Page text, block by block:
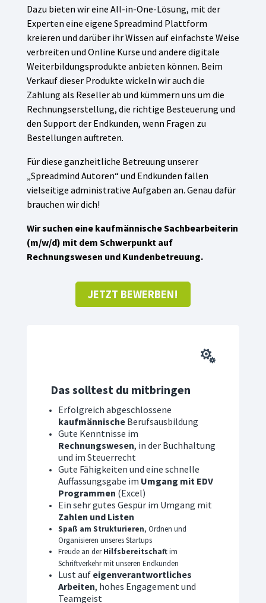
Dazu bieten wir eine All-in-One-Lösung, mit der
Experten eine eigene Spreadmind Plattform
kreieren und darüber ihr Wissen auf einfachste Weise
verbreiten und Online Kurse und andere digitale
Weiterbildungsprodukte anbieten können. Beim
Verkauf dieser Produkte wickeln wir auch die
Zahlung als Reseller ab und kümmern uns um die
Rechnungserstellung, die richtige Besteuerung und
den Support der Endkunden, wenn Fragen zu
Bestellungen auftreten.
Für diese ganzheitliche Betreuung unserer
„Spreadmind Autoren“ und Endkunden fallen
vielseitige administrative Aufgaben an. Genau dafür
brauchen wir dich!
Wir suchen eine kaufmännische Sachbearbeiterin
(m/w/d) mit dem Schwerpunkt auf
Rechnungswesen und Kundenbetreuung.
JETZT BEWERBEN!

Das solltest du mitbringen
Erfolgreich abgeschlossene
kaufmännischeBerufsausbildung
Gute Kenntnisse im
Rechnungswesen, in der Buchhaltung
und im Steuerrecht
Gute Fähigkeiten und eine schnelle
Auffassungsgabe im Umgang mit EDV
Programmen (Excel)
Ein sehr gutes Gespür im Umgang mit
Zahlen und Listen
Spaß am Strukturieren, Ordnen und
Organisieren unseres Startups
Freude an derHilfsbereitschaftim
Schriftverkehr mit unseren Endkunden
Lust auf eigenverantwortliches
Arbeiten, hohes Engagement und
Teamgeist